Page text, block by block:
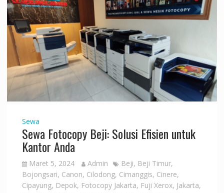
Sewa
Sewa Fotocopy Beji: Solusi Efisien untuk
Kantor Anda
Maret 5, 2024 Admin Beji, Beji Timur,
Bojongsari, Canon, Cilodong, Cimanggis, Cinere,
Cipayung, Depok, Fotocopy Jakarta, Fuji Xerox, Jakarta,